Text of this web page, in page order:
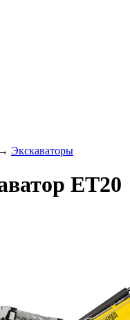
→ Экскаваторы
ET20